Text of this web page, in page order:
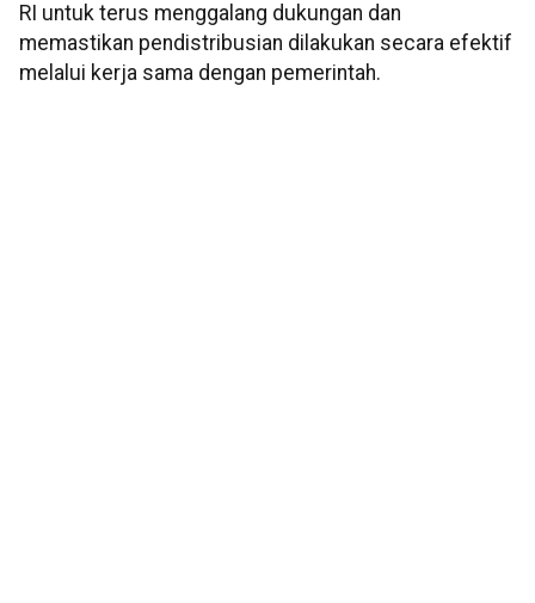
RI untuk terus menggalang dukungan dan
memastikan pendistribusian dilakukan secara efektif
melalui kerja sama dengan pemerintah.